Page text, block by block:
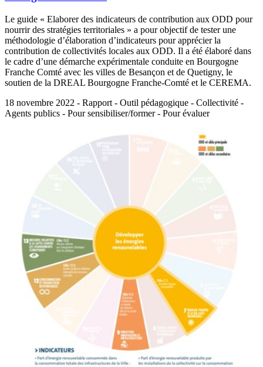
Le guide « Elaborer des indicateurs de contribution aux ODD pour
nourrir des stratégies territoriales » a pour objectif de tester une
méthodologie d’élaboration d’indicateurs pour apprécier la
contribution de collectivités locales aux ODD. Il a été élaboré dans
le cadre d’une démarche expérimentale conduite en Bourgogne
Franche Comté avec les villes de Besançon et de Quetigny, le
soutien de la DREAL Bourgogne Franche-Comté et le CEREMA.
18 novembre 2022 - Rapport - Outil pédagogique - Collectivité -
Agents publics - Pour sensibiliser/former - Pour évaluer